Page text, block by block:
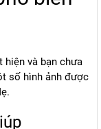
hiện và bạn chưa
số hình ảnh được